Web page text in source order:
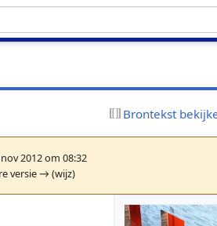
Brontekst
2012 om 08:32
versie → (wijz)